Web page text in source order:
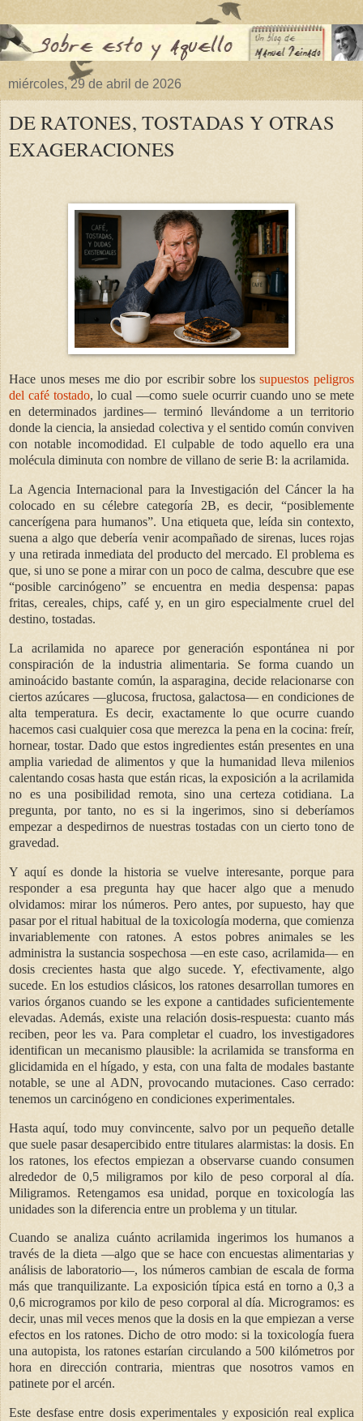
miércoles, 29 de abril de 2026
DE RATONES, TOSTADAS Y OTRAS
EXAGERACIONES
Hace unos meses me dio por escribir sobre lossupuestos peligros
del café tostado, lo cual —como suele ocurrir cuando uno se mete
en determinados jardines— terminó llevándome a un territorio
donde la ciencia, la ansiedad colectiva y el sentido común conviven
con notable incomodidad. El culpable de todo aquello era una
molécula diminuta con nombre de villano de serie B: la acrilamida.
La Agencia Internacional para la Investigación del Cáncer la ha
colocado en su célebre categoría 2B, es decir, “posiblemente
cancerígena para humanos”. Una etiqueta que, leída sin contexto,
suena a algo que debería venir acompañado de sirenas, luces rojas
y una retirada inmediata del producto del mercado. El problema es
que, si uno se pone a mirar con un poco de calma, descubre que ese
“posible carcinógeno” se encuentra en media despensa: papas
fritas, cereales, chips, café y, en un giro especialmente cruel del
destino, tostadas.
La acrilamida no aparece por generación espontánea ni por
conspiración de la industria alimentaria. Se forma cuando un
aminoácido bastante común, la asparagina, decide relacionarse con
ciertos azúcares —glucosa, fructosa, galactosa— en condiciones de
alta temperatura. Es decir, exactamente lo que ocurre cuando
hacemos casi cualquier cosa que merezca la pena en la cocina: freír,
hornear, tostar. Dado que estos ingredientes están presentes en una
amplia variedad de alimentos y que la humanidad lleva milenios
calentando cosas hasta que están ricas, la exposición a la acrilamida
no es una posibilidad remota, sino una certeza cotidiana. La
pregunta, por tanto, no es si la ingerimos, sino si deberíamos
empezar a despedirnos de nuestras tostadas con un cierto tono de
gravedad.
Y aquí es donde la historia se vuelve interesante, porque para
responder a esa pregunta hay que hacer algo que a menudo
olvidamos: mirar los números. Pero antes, por supuesto, hay que
pasar por el ritual habitual de la toxicología moderna, que comienza
invariablemente con ratones. A estos pobres animales se les
administra la sustancia sospechosa —en este caso, acrilamida— en
dosis crecientes hasta que algo sucede. Y, efectivamente, algo
sucede. En los estudios clásicos, los ratones desarrollan tumores en
varios órganos cuando se les expone a cantidades suficientemente
elevadas. Además, existe una relación dosis-respuesta: cuanto más
reciben, peor les va. Para completar el cuadro, los investigadores
identifican un mecanismo plausible: la acrilamida se transforma en
glicidamida en el hígado, y esta, con una falta de modales bastante
notable, se une al ADN, provocando mutaciones. Caso cerrado:
tenemos un carcinógeno en condiciones experimentales.
Hasta aquí, todo muy convincente, salvo por un pequeño detalle
que suele pasar desapercibido entre titulares alarmistas: la dosis. En
los ratones, los efectos empiezan a observarse cuando consumen
alrededor de 0,5 miligramos por kilo de peso corporal al día.
Miligramos. Retengamos esa unidad, porque en toxicología las
unidades son la diferencia entre un problema y un titular.
Cuando se analiza cuánto acrilamida ingerimos los humanos a
través de la dieta —algo que se hace con encuestas alimentarias y
análisis de laboratorio—, los números cambian de escala de forma
más que tranquilizante. La exposición típica está en torno a 0,3 a
0,6 microgramos por kilo de peso corporal al día. Microgramos: es
decir, unas mil veces menos que la dosis en la que empiezan a verse
efectos en los ratones. Dicho de otro modo: si la toxicología fuera
una autopista, los ratones estarían circulando a 500 kilómetros por
hora en dirección contraria, mientras que nosotros vamos en
patinete por el arcén.
Este desfase entre dosis experimentales y exposición real explica